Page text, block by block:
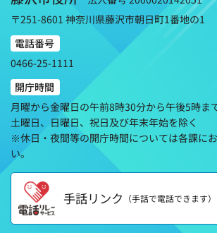
〒251-8601 神奈川県藤沢市朝日町1番地の1
電話番号
0466-25-1111
開庁時間
月曜から金曜日の午前8時30分から午後5時ま
土曜日、日曜日、祝日及び年末年始を除く
※休日・夜間等の開庁時間については各課に
い。
手話リンク （手話で電話できます）